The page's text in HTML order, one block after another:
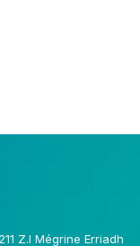
Z.I Mégrine Erriadh